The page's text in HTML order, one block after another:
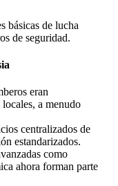
básicas de lucha
de seguridad.
eran
a menudo
centralizados de
estandarizados.
como
ahora forman parte